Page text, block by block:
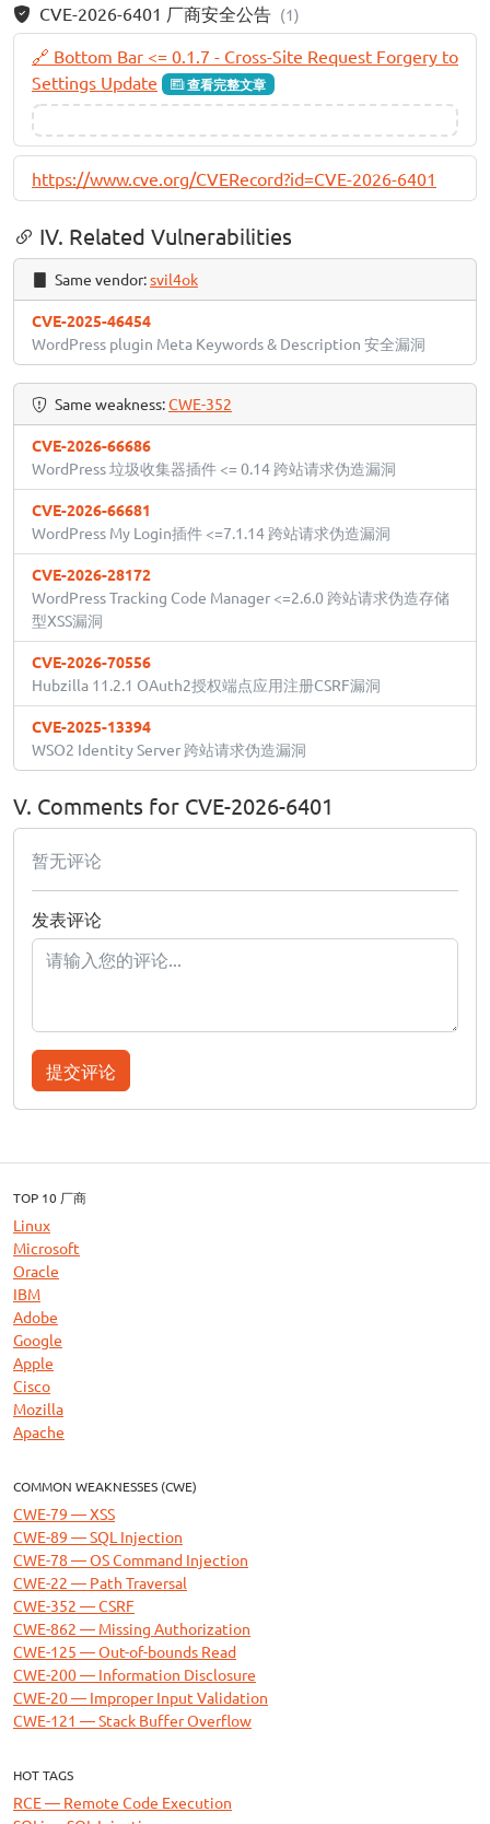
CVE-2026-6401 厂商安全公告 (1)
🔗 Bottom Bar <= 0.1.7 - Cross-Site Request Forgery to
Settings Update
查看完整文章
https://www.cve.org/CVERecord?id=CVE-2026-6401
IV. Related Vulnerabilities
Same vendor:svil4ok
CVE-2025-46454
WordPress plugin Meta Keywords & Description 安全漏洞
Same weakness:CWE-352
CVE-2026-66686
WordPress 垃圾收集器插件 <= 0.14 跨站请求伪造漏洞
CVE-2026-66681
WordPress My Login插件 <=7.1.14 跨站请求伪造漏洞
CVE-2026-28172
WordPress Tracking Code Manager <=2.6.0 跨站请求伪造存储
型XSS漏洞
CVE-2026-70556
Hubzilla 11.2.1 OAuth2授权端点应用注册CSRF漏洞
CVE-2025-13394
WSO2 Identity Server 跨站请求伪造漏洞
V. Comments for CVE-2026-6401
暂无评论
发表评论
提交评论
TOP 10 厂商
Linux
Microsoft
Oracle
IBM
Adobe
Google
Apple
Cisco
Mozilla
Apache
COMMON WEAKNESSES (CWE)
CWE-79 — XSS
CWE-89 — SQL Injection
CWE-78 — OS Command Injection
CWE-22 — Path Traversal
CWE-352 — CSRF
CWE-862 — Missing Authorization
CWE-125 — Out-of-bounds Read
CWE-200 — Information Disclosure
CWE-20 — Improper Input Validation
CWE-121 — Stack Buffer Overflow
HOT TAGS
RCE — Remote Code Execution